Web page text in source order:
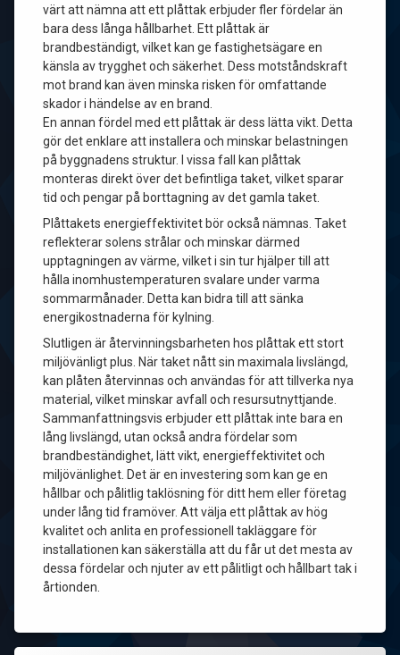
värt att nämna att ett plåttak erbjuder fler fördelar än
bara dess långa hållbarhet. Ett plåttak är
brandbeständigt, vilket kan ge fastighetsägare en
känsla av trygghet och säkerhet. Dess motståndskraft
mot brand kan även minska risken för omfattande
skador i händelse av en brand.
En annan fördel med ett plåttak är dess lätta vikt. Detta
gör det enklare att installera och minskar belastningen
på byggnadens struktur. I vissa fall kan plåttak
monteras direkt över det befintliga taket, vilket sparar
tid och pengar på borttagning av det gamla taket.
Plåttakets energieffektivitet bör också nämnas. Taket
reflekterar solens strålar och minskar därmed
upptagningen av värme, vilket i sin tur hjälper till att
hålla inomhustemperaturen svalare under varma
sommarmånader. Detta kan bidra till att sänka
energikostnaderna för kylning.
Slutligen är återvinningsbarheten hos plåttak ett stort
miljövänligt plus. När taket nått sin maximala livslängd,
kan plåten återvinnas och användas för att tillverka nya
material, vilket minskar avfall och resursutnyttjande.
Sammanfattningsvis erbjuder ett plåttak inte bara en
lång livslängd, utan också andra fördelar som
brandbeständighet, lätt vikt, energieffektivitet och
miljövänlighet. Det är en investering som kan ge en
hållbar och pålitlig taklösning för ditt hem eller företag
under lång tid framöver. Att välja ett plåttak av hög
kvalitet och anlita en professionell takläggare för
installationen kan säkerställa att du får ut det mesta av
dessa fördelar och njuter av ett pålitligt och hållbart tak i
årtionden.